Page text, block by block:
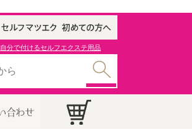
自分で付けるセルフエクステ用品